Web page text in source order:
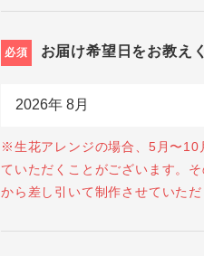
必須 お届け希望日をお教え
※生花アレンジの場合、5月〜10
ていただくことがございます。
から差し引いて制作させていただ